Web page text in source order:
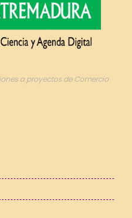
a proyectos de Comercio